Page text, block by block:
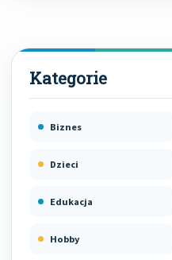
Biznes
Dzieci
Edukacja
Hobby